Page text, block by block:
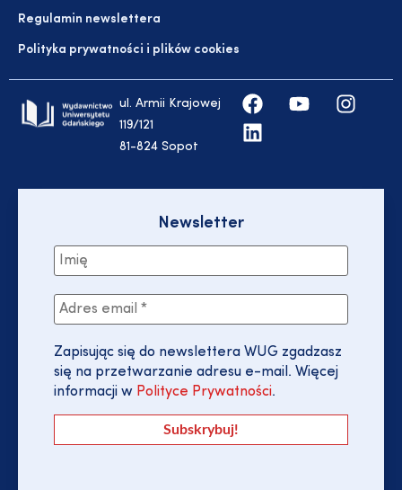
Regulamin newslettera
Polityka prywatności i plików cookies
ul. Armii Krajowej
119/121
81-824 Sopot
Newsletter
Zapisując się do newslettera WUG zgadzasz
się na przetwarzanie adresu e-mail. Więcej
informacji w Polityce Prywatności.